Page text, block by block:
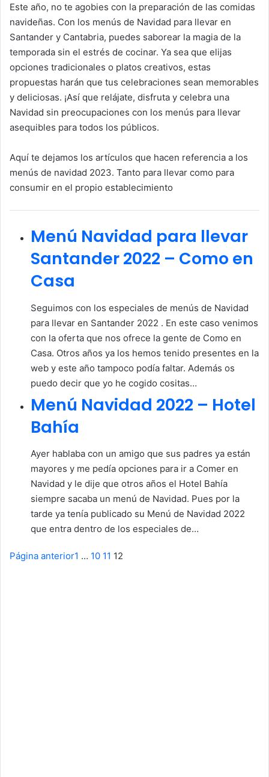
Este año, no te agobies con la preparación de las comidas
navideñas. Con los menús de Navidad para llevar en
Santander y Cantabria, puedes saborear la magia de la
temporada sin el estrés de cocinar. Ya sea que elijas
opciones tradicionales o platos creativos, estas
propuestas harán que tus celebraciones sean memorables
y deliciosas. ¡Así que relájate, disfruta y celebra una
Navidad sin preocupaciones con los menús para llevar
asequibles para todos los públicos.
Aquí te dejamos los artículos que hacen referencia a los
menús de navidad 2023. Tanto para llevar como para
consumir en el propio establecimiento
Menú Navidad para llevar
Santander 2022 – Como en
Casa
Seguimos con los especiales de menús de Navidad
para llevar en Santander 2022 . En este caso venimos
con la oferta que nos ofrece la gente de Como en
Casa. Otros años ya los hemos tenido presentes en la
web y este año tampoco podía faltar. Además os
puedo decir que yo he cogido cositas…
Menú Navidad 2022 – Hotel
Bahía
Ayer hablaba con un amigo que sus padres ya están
mayores y me pedía opciones para ir a Comer en
Navidad y le dije que otros años el Hotel Bahía
siempre sacaba un menú de Navidad. Pues por la
tarde ya tenía publicado su Menú de Navidad 2022
que entra dentro de los especiales de…
Página anterior1 … 10 11 12